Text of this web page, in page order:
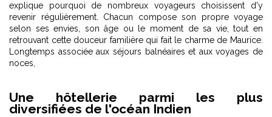
explique pourquoi de nombreux voyageurs choisissent d'y
revenir régulièrement. Chacun compose son propre voyage
selon ses envies, son âge ou le moment de sa vie, tout en
retrouvant cette douceur familière qui fait le charme de Maurice.
Longtemps associée aux séjours balnéaires et aux voyages de
noces,
Une hôtellerie parmi les plus
diversifiées de l'océan Indien